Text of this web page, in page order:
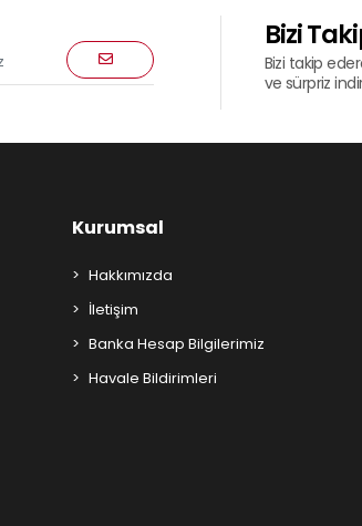
Bizi
Bizi takip
ve sürpriz
Kurumsal
Hakkımızda
İletişim
Banka Hesap Bilgilerimiz
Havale Bildirimleri